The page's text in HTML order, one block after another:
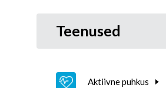
Teenused
Aktiivne puhkus